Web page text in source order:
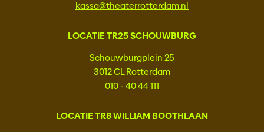
kassa@theaterrotterdam.nl
LOCATIE TR25 SCHOUWBURG
Schouwburgplein 25
3012 CL Rotterdam
010 - 40 44 111
LOCATIE TR8 WILLIAM BOOTHLAAN